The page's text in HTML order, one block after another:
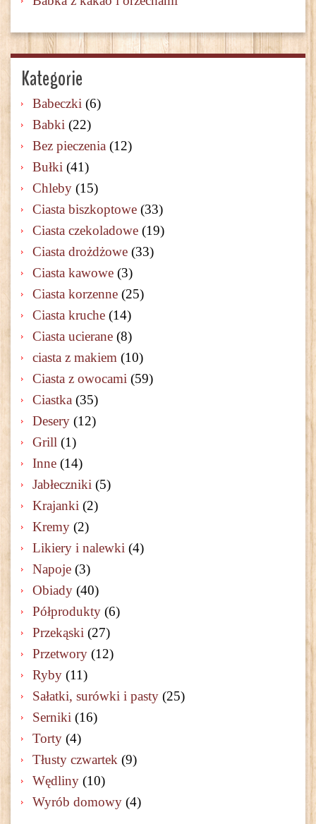
Kategorie
Babeczki (6)
Babki (22)
Bez pieczenia (12)
Bułki (41)
Chleby (15)
Ciasta biszkoptowe (33)
Ciasta czekoladowe (19)
Ciasta drożdżowe (33)
Ciasta kawowe (3)
Ciasta korzenne (25)
Ciasta kruche (14)
Ciasta ucierane (8)
ciasta z makiem (10)
Ciasta z owocami (59)
Ciastka (35)
Desery (12)
Grill (1)
Inne (14)
Jabłeczniki (5)
Krajanki (2)
Kremy (2)
Likiery i nalewki (4)
Napoje (3)
Obiady (40)
Półprodukty (6)
Przekąski (27)
Przetwory (12)
Ryby (11)
Sałatki, surówki i pasty (25)
Serniki (16)
Torty (4)
Tłusty czwartek (9)
Wędliny (10)
Wyrób domowy (4)